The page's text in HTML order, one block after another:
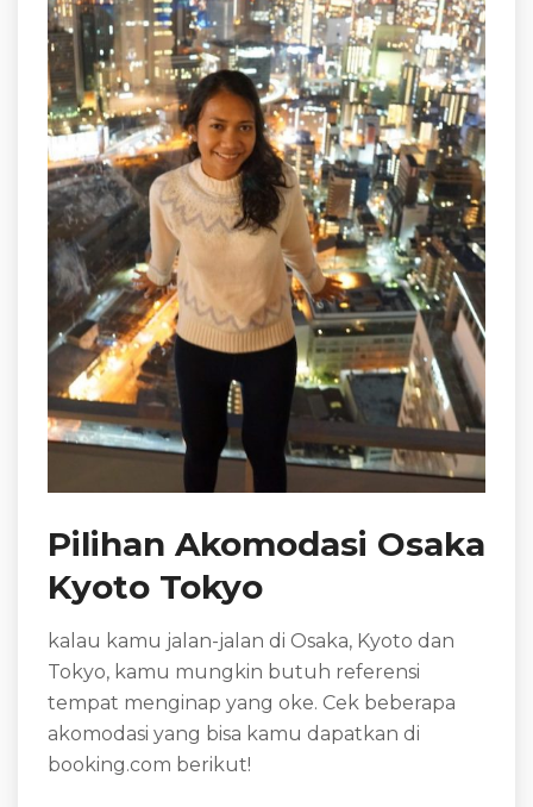
Pilihan Akomodasi Osaka
Kyoto Tokyo
kalau kamu jalan-jalan di Osaka, Kyoto dan
Tokyo, kamu mungkin butuh referensi
tempat menginap yang oke. Cek beberapa
akomodasi yang bisa kamu dapatkan di
booking.com berikut!